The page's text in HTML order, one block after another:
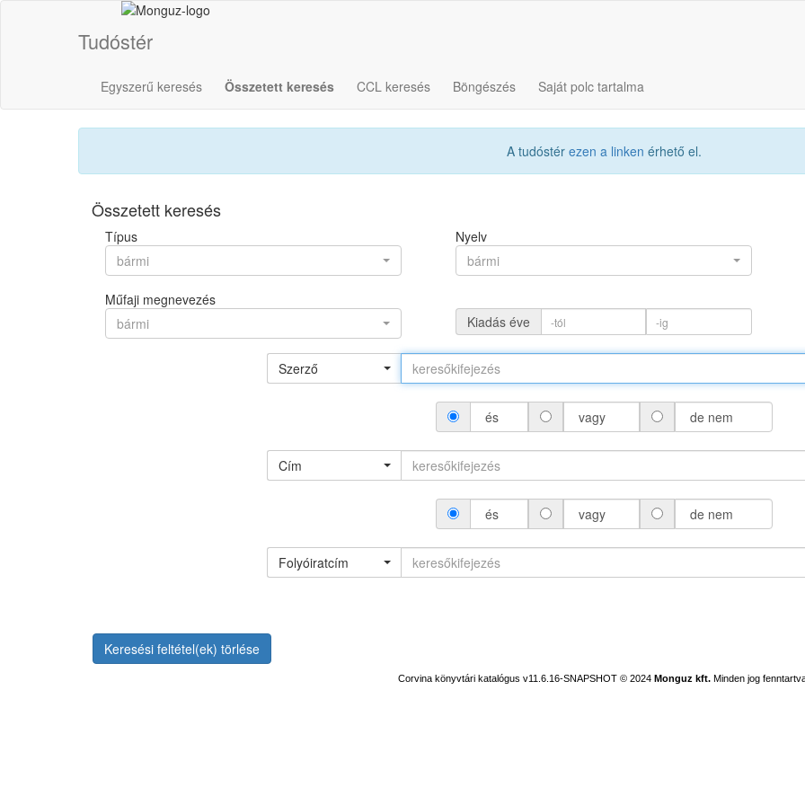
Tudóstér
Egyszerű keresés Összetett keresés CCL keresés Böngészés Saját polc tartalma
A tudóstér ezen a linken érhető el.
Összetett keresés
Típus
bármi
Nyelv
bármi
Műfaji megnevezés
bármi
Kiadás éve
Szerző
és vagy de nem
Cím
és vagy de nem
Folyóiratcím
Keresési feltétel(ek) törlése
Corvina könyvtári katalógus v11.6.16-SNAPSHOT © 2024 Monguz kft. Minden jog